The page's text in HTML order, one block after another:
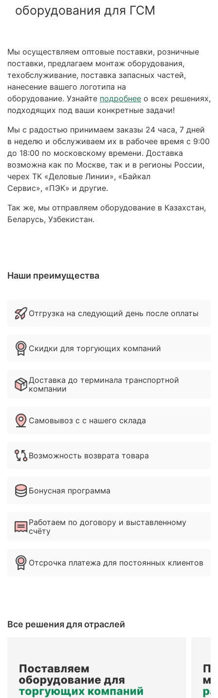
оборудования для ГСМ
Мы осуществляем оптовые поставки, розничные
поставки, предлагаем монтаж оборудования,
техобслуживание, поставка запасных частей,
нанесение вашего логотипа на
оборудование. Узнайте подробнее о всех решениях,
подходящих под ваши конкретные задачи!
Мы с радостью принимаем заказы 24 часа, 7 дней
в неделю и обслуживаем их в рабочее время с 9:00
до 18:00 по московскому времени. Доставка
возможна как по Москве, так и в регионы России,
черех ТК «Деловые Линии», «Байкал
Сервис», «ПЭК» и другие.
Так же, мы отправляем оборудование в Казахстан,
Беларусь, Узбекистан.
Наши преимущества
Отгрузка на следующий день после оплаты
Скидки для торгующих компаний
Доставка до терминала транспортной
компании
Самовывоз с с нашего склада
Возможность возврата товара
Бонусная программа
Работаем по договору и выставленному
счёту
Отсрочка платежа для постоянных клиентов
Все решения для отраслей